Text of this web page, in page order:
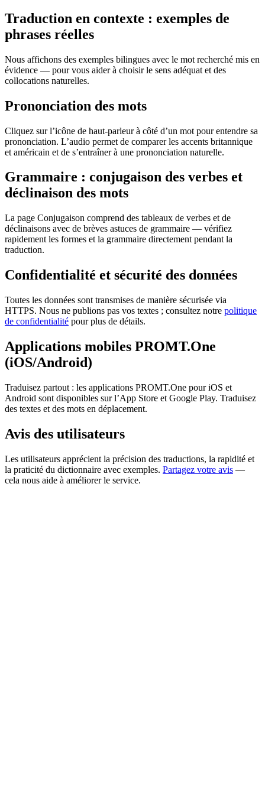
Traduction en contexte : exemples de
phrases réelles
Nous affichons des exemples bilingues avec le mot recherché mis en
évidence — pour vous aider à choisir le sens adéquat et des
collocations naturelles.
Prononciation des mots
Cliquez sur l’icône de haut-parleur à côté d’un mot pour entendre sa
prononciation. L’audio permet de comparer les accents britannique
et américain et de s’entraîner à une prononciation naturelle.
Grammaire : conjugaison des verbes et
déclinaison des mots
La page Conjugaison comprend des tableaux de verbes et de
déclinaisons avec de brèves astuces de grammaire — vérifiez
rapidement les formes et la grammaire directement pendant la
traduction.
Confidentialité et sécurité des données
Toutes les données sont transmises de manière sécurisée via
HTTPS. Nous ne publions pas vos textes ; consultez notre politique
de confidentialité pour plus de détails.
Applications mobiles PROMT.One
(iOS/Android)
Traduisez partout : les applications PROMT.One pour iOS et
Android sont disponibles sur l’App Store et Google Play. Traduisez
des textes et des mots en déplacement.
Avis des utilisateurs
Les utilisateurs apprécient la précision des traductions, la rapidité et
la praticité du dictionnaire avec exemples. Partagez votre avis —
cela nous aide à améliorer le service.